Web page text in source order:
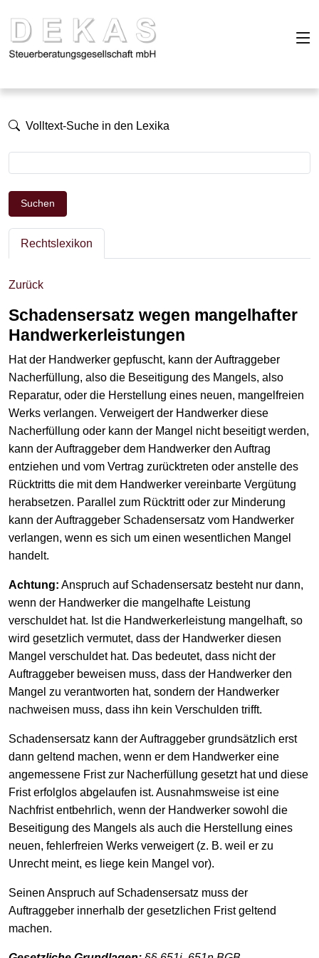
Volltext-Suche in den Lexika
Suchen
Rechtslexikon
Zurück
Schadensersatz wegen mangelhafter
Handwerkerleistungen
Hat der Handwerker gepfuscht, kann der Auftraggeber
Nacherfüllung, also die Beseitigung des Mangels, also
Reparatur, oder die Herstellung eines neuen, mangelfreien
Werks verlangen. Verweigert der Handwerker diese
Nacherfüllung oder kann der Mangel nicht beseitigt werden,
kann der Auftraggeber dem Handwerker den Auftrag
entziehen und vom Vertrag zurücktreten oder anstelle des
Rücktritts die mit dem Handwerker vereinbarte Vergütung
herabsetzen. Parallel zum Rücktritt oder zur Minderung
kann der Auftraggeber Schadensersatz vom Handwerker
verlangen, wenn es sich um einen wesentlichen Mangel
handelt.
Achtung: Anspruch auf Schadensersatz besteht nur dann,
wenn der Handwerker die mangelhafte Leistung
verschuldet hat. Ist die Handwerkerleistung mangelhaft, so
wird gesetzlich vermutet, dass der Handwerker diesen
Mangel verschuldet hat. Das bedeutet, dass nicht der
Auftraggeber beweisen muss, dass der Handwerker den
Mangel zu verantworten hat, sondern der Handwerker
nachweisen muss, dass ihn kein Verschulden trifft.
Schadensersatz kann der Auftraggeber grundsätzlich erst
dann geltend machen, wenn er dem Handwerker eine
angemessene Frist zur Nacherfüllung gesetzt hat und diese
Frist erfolglos abgelaufen ist. Ausnahmsweise ist eine
Nachfrist entbehrlich, wenn der Handwerker sowohl die
Beseitigung des Mangels als auch die Herstellung eines
neuen, fehlerfreien Werks verweigert (z. B. weil er zu
Unrecht meint, es liege kein Mangel vor).
Seinen Anspruch auf Schadensersatz muss der
Auftraggeber innerhalb der gesetzlichen Frist geltend
machen.